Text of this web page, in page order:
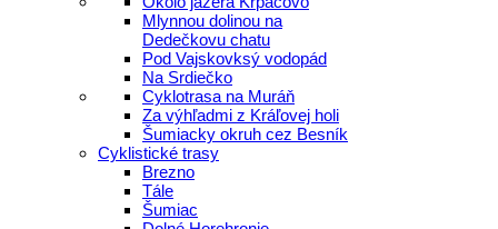
Mlynnou dolinou na
Dedečkovu chatu
Pod Vajskovksý vodopád
Na Srdiečko
Cyklotrasa na Muráň
Za výhľadmi z Kráľovej holi
Šumiacky okruh cez Besník
Cyklistické trasy
Brezno
Tále
Šumiac